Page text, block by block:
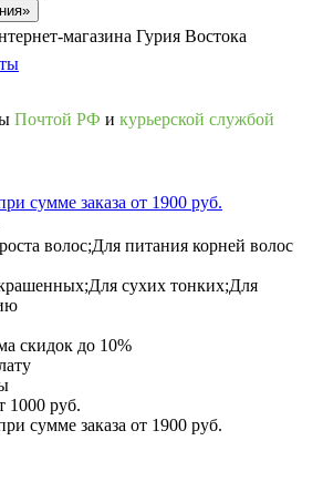
магазина Гурия Востока
Почтой РФ и курьерской службой
сумме заказа от 1900 руб.
волос;Для питания корней волос
сухих тонких;Для
скидок до 10%
1000 руб.
сумме заказа от 1900 руб.